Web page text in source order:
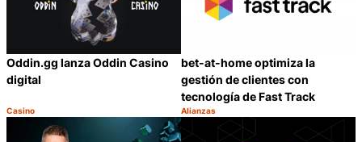
Oddin.gg lanza Oddin Casino
digital
Categoría:
Casino
Compartir
bet-at-home optimiza la
gestión de clientes con
tecnología de Fast Track
Categoría:
Alianzas